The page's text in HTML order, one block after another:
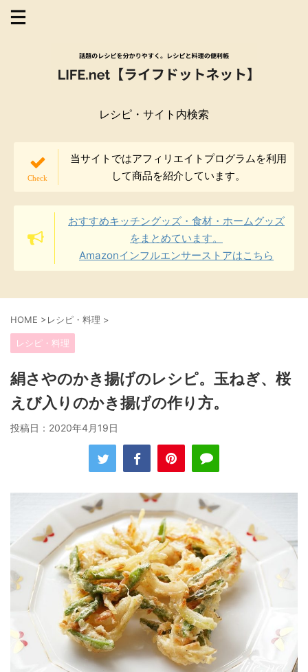
レシピ・サイト内検索
当サイトではアフィリエイトプログラムを利用
して商品を紹介しています。
おすすめキッチングッズ・食材・ホームグッズ
をまとめています。
Amazonインフルエンサーストアはこちら
HOME >レシピ・料理 >
レシピ・料理
絹さやのかき揚げのレシピ。玉ねぎ、桜
えび入りのかき揚げの作り方。
投稿日： 2020年4月19日